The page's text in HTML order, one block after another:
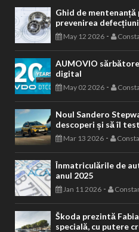
Ghid de
prevenirea
May 12 2026 -
AUMOVIO
digital
May 02 2026 -
Noul Sandero
descoperi și să îl
Mar 13 2026 -
Înmatriculările de
anul 2025
Jan 11 2026 -
Škoda prezintă
specială, cu putere